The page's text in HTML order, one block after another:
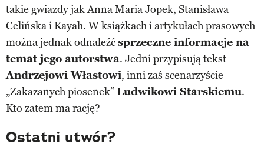
takie gwiazdy jak Anna Maria Jopek, Stanisława
Celińska i Kayah. W książkach i artykułach prasowych
można jednak odnaleźćsprzeczne informacje na
temat jego autorstwa. Jedni przypisują tekst
Andrzejowi Włastowi, inni zaś scenarzyście
„Zakazanych piosenek”Ludwikowi Starskiemu.
Kto zatem ma rację?
Ostatni utwór?